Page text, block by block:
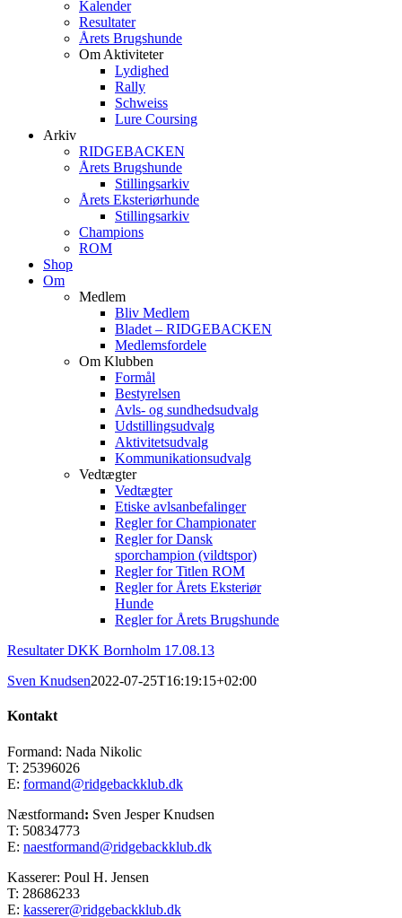
Kalender
Resultater
Årets Brugshunde
Om Aktiviteter
Lydighed
Rally
Schweiss
Lure Coursing
Arkiv
RIDGEBACKEN
Årets Brugshunde
Stillingsarkiv
Årets Eksteriørhunde
Stillingsarkiv
Champions
ROM
Shop
Om
Medlem
Bliv Medlem
Bladet – RIDGEBACKEN
Medlemsfordele
Om Klubben
Formål
Bestyrelsen
Avls- og sundhedsudvalg
Udstillingsudvalg
Aktivitetsudvalg
Kommunikationsudvalg
Vedtægter
Vedtægter
Etiske avlsanbefalinger
Regler for Championater
Regler for Dansk
sporchampion (vildtspor)
Regler for Titlen ROM
Regler for Årets Eksteriør
Hunde
Regler for Årets Brugshunde
Resultater DKK Bornholm 17.08.13
Sven Knudsen2022-07-25T16:19:15+02:00
Kontakt
Formand: Nada Nikolic
T: 25396026
E: formand@ridgebackklub.dk
Næstformand: Sven Jesper Knudsen
T: 50834773
E: naestformand@ridgebackklub.dk
Kasserer: Poul H. Jensen
T: 28686233
E: kasserer@ridgebackklub.dk